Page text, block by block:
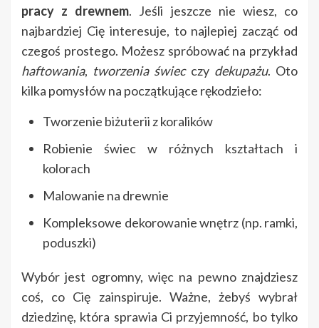
pracy z drewnem. Jeśli jeszcze nie wiesz, co
najbardziej Cię interesuje, to najlepiej zacząć od
czegoś prostego. Możesz spróbować na przykład
haftowania, tworzenia świecczy dekupażu. Oto
kilka pomysłów na początkujące rękodzieło:
Tworzenie biżuterii z koralików
Robienie świec w różnych kształtach i
kolorach
Malowanie na drewnie
Kompleksowe dekorowanie wnętrz (np. ramki,
poduszki)
Wybór jest ogromny, więc na pewno znajdziesz
coś, co Cię zainspiruje. Ważne, żebyś wybrał
dziedzinę, która sprawia Ci przyjemność, bo tylko